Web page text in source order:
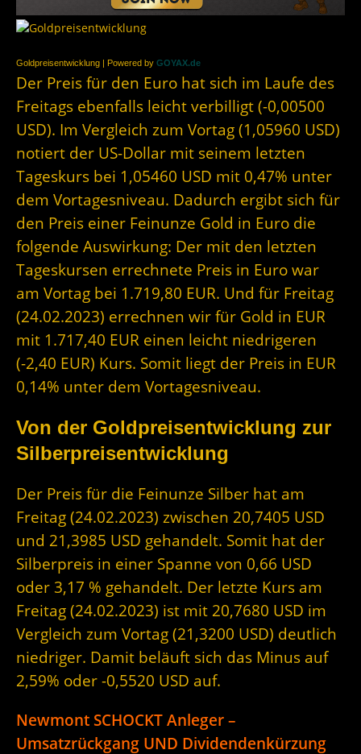
Goldpreisentwicklung | Powered by GOYAX.de
Der Preis für den Euro hat sich im Laufe des
Freitags ebenfalls leicht verbilligt (-0,00500
USD). Im Vergleich zum Vortag (1,05960 USD)
notiert der US-Dollar mit seinem letzten
Tageskurs bei 1,05460 USD mit 0,47% unter
dem Vortagesniveau. Dadurch ergibt sich für
den Preis einer Feinunze Gold in Euro die
folgende Auswirkung: Der mit den letzten
Tageskursen errechnete Preis in Euro war
am Vortag bei 1.719,80 EUR. Und für Freitag
(24.02.2023) errechnen wir für Gold in EUR
mit 1.717,40 EUR einen leicht niedrigeren
(-2,40 EUR) Kurs. Somit liegt der Preis in EUR
0,14% unter dem Vortagesniveau.
Von der Goldpreisentwicklung zur
Silberpreisentwicklung
Der Preis für die Feinunze Silber hat am
Freitag (24.02.2023) zwischen 20,7405 USD
und 21,3985 USD gehandelt. Somit hat der
Silberpreis in einer Spanne von 0,66 USD
oder 3,17 % gehandelt. Der letzte Kurs am
Freitag (24.02.2023) ist mit 20,7680 USD im
Vergleich zum Vortag (21,3200 USD) deutlich
niedriger. Damit beläuft sich das Minus auf
2,59% oder -0,5520 USD auf.
Newmont SCHOCKT Anleger –
Umsatzrückgang UND Dividendenkürzung